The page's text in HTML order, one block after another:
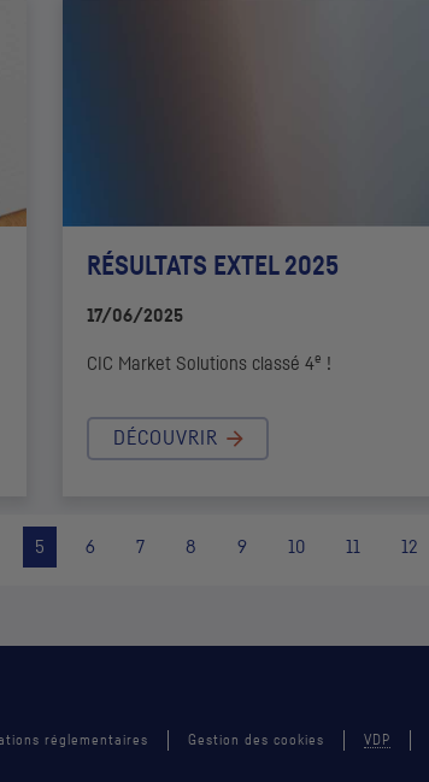
RÉSULTATS EXTEL 2025
17/06/2025
CIC Market Solutions classé 4e !
DÉCOUVRIR
5 6 7 8 9 10 11 12
réglementaires Gestion des cookies VDP